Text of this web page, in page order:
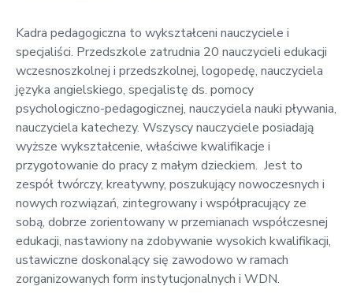
Kadra pedagogiczna to wykształceni nauczyciele i
specjaliści. Przedszkole zatrudnia 20 nauczycieli edukacji
wczesnoszkolnej i przedszkolnej, logopedę, nauczyciela
języka angielskiego, specjalistę ds. pomocy
psychologiczno-pedagogicznej, nauczyciela nauki pływania,
nauczyciela katechezy. Wszyscy nauczyciele posiadają
wyższe wykształcenie, właściwe kwalifikacje i
przygotowanie do pracy z małym dzieckiem. Jest to
zespół twórczy, kreatywny, poszukujący nowoczesnych i
nowych rozwiązań, zintegrowany i współpracujący ze
sobą, dobrze zorientowany w przemianach współczesnej
edukacji, nastawiony na zdobywanie wysokich kwalifikacji,
ustawiczne doskonalący się zawodowo w ramach
zorganizowanych form instytucjonalnych i WDN.